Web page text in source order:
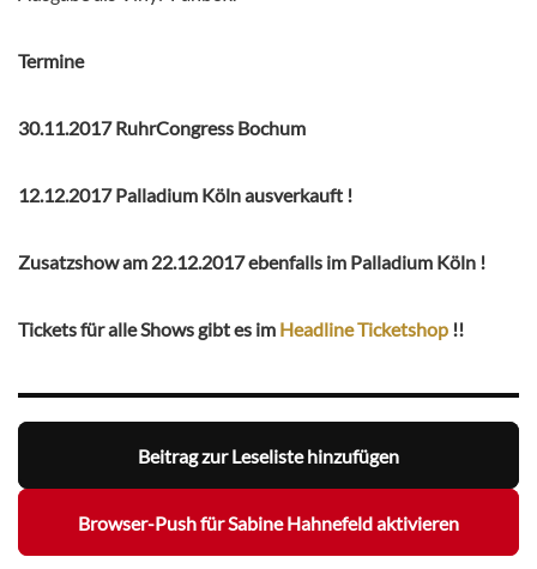
Termine
30.11.2017 RuhrCongress Bochum
12.12.2017 Palladium Köln ausverkauft !
Zusatzshow am 22.12.2017 ebenfalls im Palladium Köln !
Tickets für alle Shows gibt es im Headline Ticketshop !!
Beitrag zur Leseliste hinzufügen
Browser-Push für Sabine Hahnefeld aktivieren